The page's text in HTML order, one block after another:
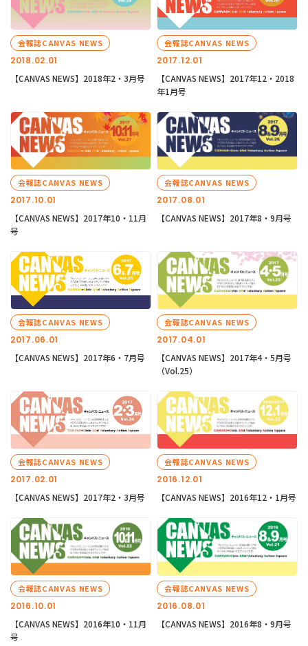
2018.02.01
会報誌CANVAS NEWS
【CANVAS NEWS】2018年2・3月号
2017.12.01
会報誌CANVAS NEWS
【CANVAS NEWS】2017年12・2018
年1月号
2017.10.01
会報誌CANVAS NEWS
【CANVAS NEWS】2017年10・11月
号
2017.08.01
会報誌CANVAS NEWS
【CANVAS NEWS】2017年8・9月号
2017.06.01
会報誌CANVAS NEWS
【CANVAS NEWS】2017年6・7月号
2017.04.01
会報誌CANVAS NEWS
【CANVAS NEWS】2017年4・5月号
（Vol.25）
2017.02.01
会報誌CANVAS NEWS
【CANVAS NEWS】2017年2・3月号
2016.12.01
会報誌CANVAS NEWS
【CANVAS NEWS】2016年12・1月号
2016.10.01
会報誌CANVAS NEWS
【CANVAS NEWS】2016年10・11月
号
2016.08.01
会報誌CANVAS NEWS
【CANVAS NEWS】2016年8・9月号